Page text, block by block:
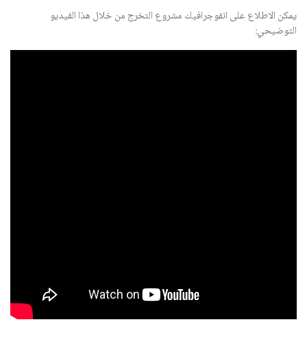
يمكن الاطلاع على انفوجرافيك مشروع التخرج من خلال هذا الفيديو
التوضيحي: